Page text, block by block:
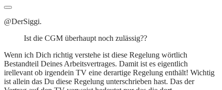
@DerSiggi.
Ist die CGM überhaupt noch zulässig??
Wenn ich Dich richtig verstehe ist diese Regelung wörtlich
Bestandteil Deines Arbeitsvertrages. Damit ist es eigentlich
irellevant ob irgendein TV eine derartige Regelung enthält! Wichtig
ist allein das Du diese Regelung unterschrieben hast. Das der